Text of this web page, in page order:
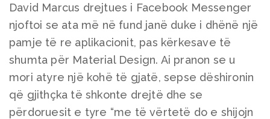
David Marcus drejtues i Facebook Messenger
njoftoi se ata më në fund janë duke i dhënë një
pamje të re aplikacionit, pas kërkesave të
shumta për Material Design. Ai pranon se u
mori atyre një kohë të gjatë, sepse dëshironin
që gjithçka të shkonte drejtë dhe se
përdoruesit e tyre “me të vërtetë do e shijojn